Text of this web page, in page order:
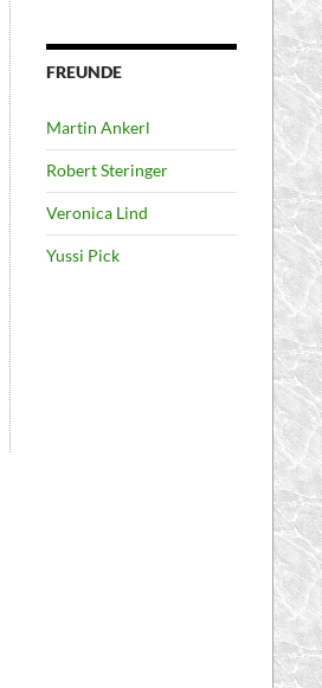
FREUNDE
Martin Ankerl
Robert Steringer
Veronica Lind
Yussi Pick